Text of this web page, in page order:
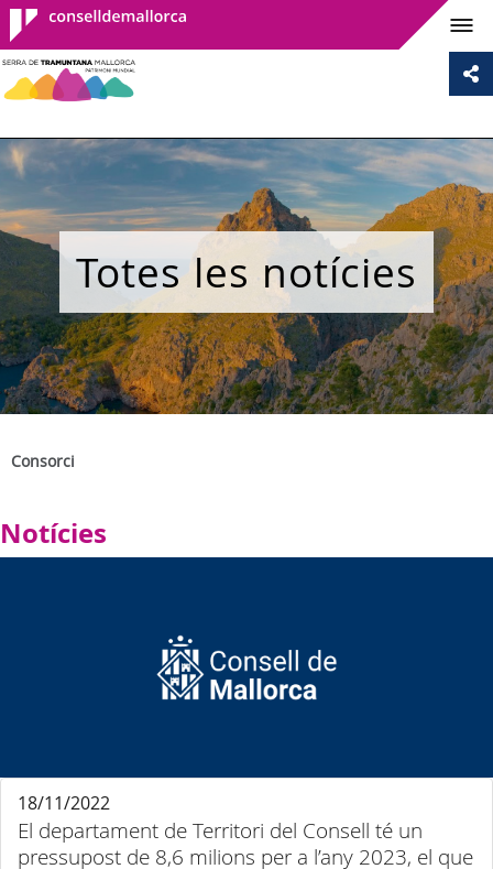
Consell de
Mallorca
Totes les notícies
Consorci
Notícies
El departament de Territori del Consell té un
pressupost de 8,6 milions per a l’any 2023, el que
18/11/2022